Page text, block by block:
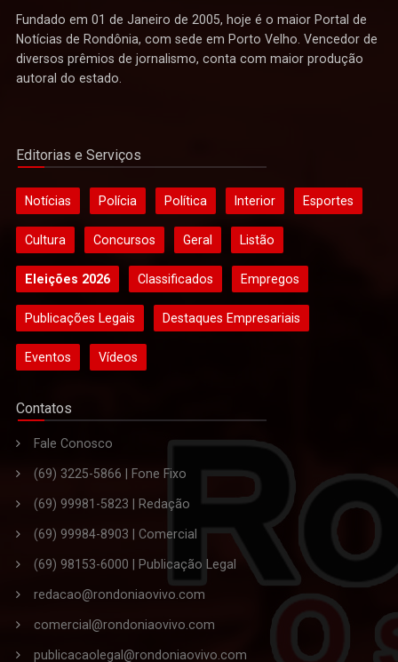
Fundado em 01 de Janeiro de 2005, hoje é o maior Portal de
Notícias de Rondônia, com sede em Porto Velho. Vencedor de
diversos prêmios de jornalismo, conta com maior produção
autoral do estado.
Editorias e Serviços
Notícias Polícia Política Interior Esportes
Cultura Concursos Geral Listão
Eleições 2026 Classificados Empregos
Publicações Legais Destaques Empresariais
Eventos Vídeos
Contatos
Fale Conosco
(69) 3225-5866 | Fone Fixo
(69) 99981-5823 | Redação
(69) 99984-8903 | Comercial
(69) 98153-6000 | Publicação Legal
redacao@rondoniaovivo.com
comercial@rondoniaovivo.com
publicacaolegal@rondoniaovivo.com